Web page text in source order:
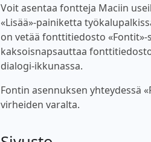
Voit asentaa fontteja Maciin
«Lisää»-painiketta
on vetää fonttitiedosto «Fontit»-
kaksoisnapsauttaa
dialogi-ikkunassa.
Fontin asennuksen yhteydessä
virheiden varalta.